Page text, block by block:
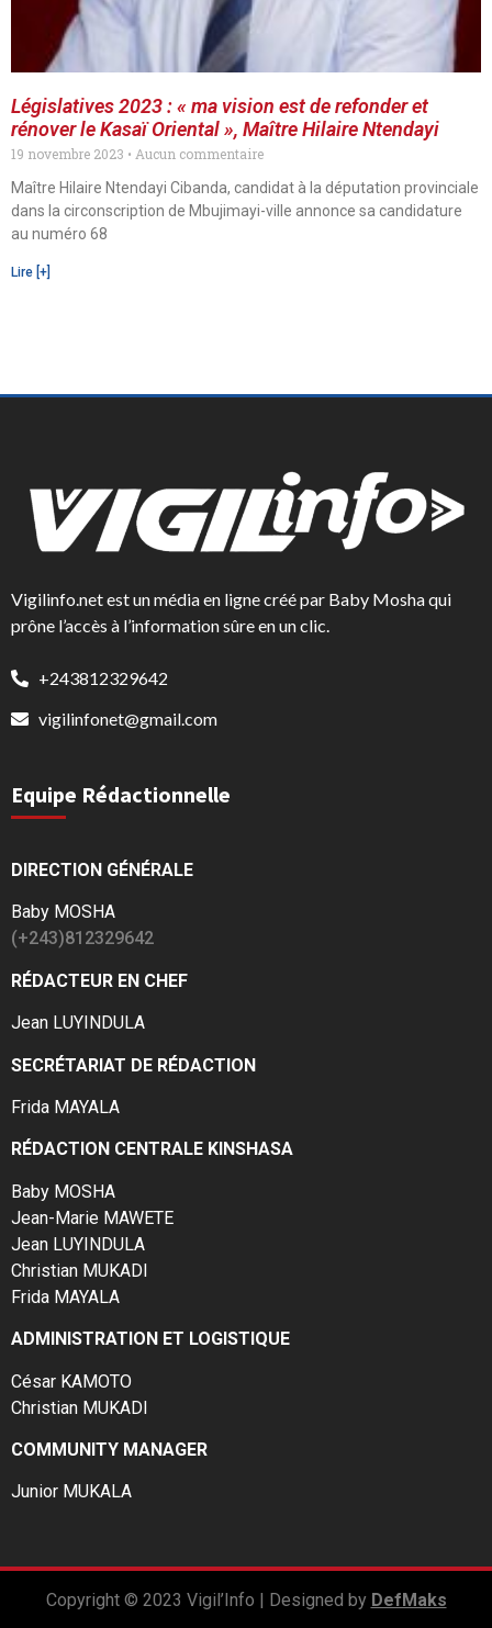
Législatives 2023 : « ma vision est de refonder et
rénover le Kasaï Oriental », Maître Hilaire Ntendayi
19 novembre 2023
Aucun commentaire
Maître Hilaire Ntendayi Cibanda, candidat à la députation provinciale
dans la circonscription de Mbujimayi-ville annonce sa candidature
au numéro 68
Lire [+]
Vigilinfo.net est un média en ligne créé par Baby Mosha qui
prône l’accès à l’information sûre en un clic.
+243812329642
vigilinfonet@gmail.com
Equipe Rédactionnelle
DIRECTION GÉNÉRALE
Baby MOSHA
(+243)812329642
RÉDACTEUR EN CHEF
Jean LUYINDULA
SECRÉTARIAT DE RÉDACTION
Frida MAYALA
RÉDACTION CENTRALE KINSHASA
Baby MOSHA
Jean-Marie MAWETE
Jean LUYINDULA
Christian MUKADI
Frida MAYALA
ADMINISTRATION ET LOGISTIQUE
César KAMOTO
Christian MUKADI
COMMUNITY MANAGER
Junior MUKALA
Copyright © 2023 Vigil’Info | Designed by DefMaks